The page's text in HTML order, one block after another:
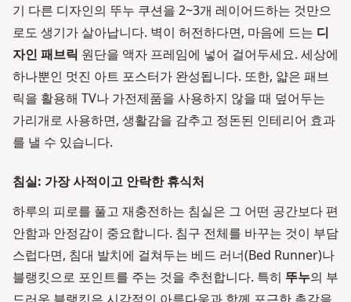
기 다른 디자인의 뚜누 쿠션을 2~3개 레이어드하는 것만으
로도 생기가 살아납니다. 벽이 허전하다면, 마음에 드는 디
자인 패브릭 원단을 액자 프레임에 넣어 걸어두세요. 세상에
하나뿐인 멋진 아트 포스터가 완성됩니다. 또한, 얇은 패브
릭을 활용해 TV나 가전제품을 사용하지 않을 때 덮어두는
가리개로 사용하면, 생활감을 감추고 정돈된 인테리어 효과
를 낼 수 있습니다.
침실: 가장 사적이고 안락한 휴식처
하루의 피로를 풀고 재충전하는 침실은 그 어떤 공간보다 편
안함과 안정감이 중요합니다. 침구 전체를 바꾸는 것이 부담
스럽다면, 침대 발치에 걸쳐두는 베드 러너(Bed Runner)나
블랭킷으로 포인트를 주는 것을 추천합니다. 특히 뚜누의 부